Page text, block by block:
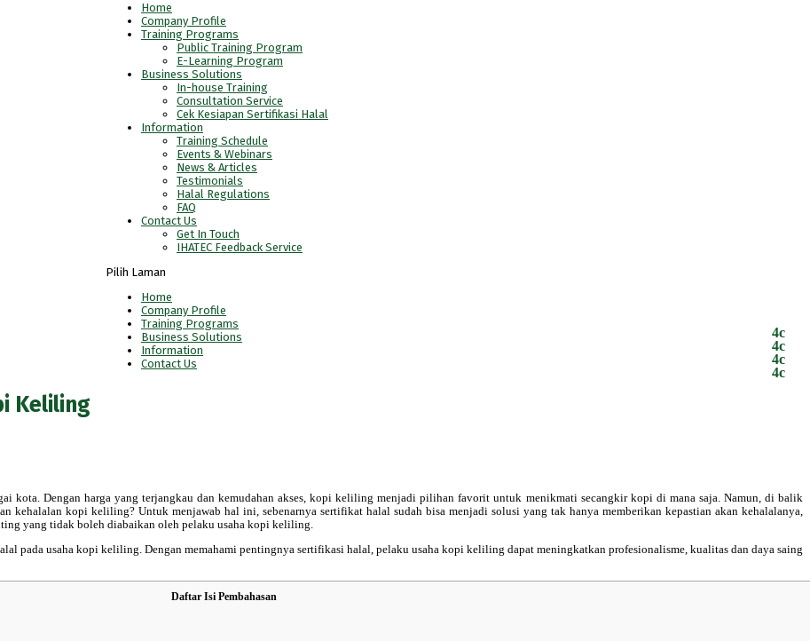
Home
Company Profile
Training Programs
Public Training Program
E-Learning Program
Business Solutions
In-house Training
Consultation Service
Cek Kesiapan Sertifikasi Halal
Information
Training Schedule
Events & Webinars
News & Articles
Testimonials
Halal Regulations
FAQ
Contact Us
Get In Touch
IHATEC Feedback Service
Pilih Laman
Home
Company Profile
Training Programs
Business Solutions
Information
Contact Us
Keliling
kota. Dengan harga yang terjangkau dan kemudahan akses, kopi keliling menjadi pilihan favorit untuk menikmati secangkir kopi di mana saja. Namun, di balik
kehalalan kopi keliling? Untuk menjawab hal ini, sebenarnya sertifikat halal sudah bisa menjadi solusi yang tak hanya memberikan kepastian akan kehalalanya,
yang tidak boleh diabaikan oleh pelaku usaha kopi keliling.
pada usaha kopi keliling. Dengan memahami pentingnya sertifikasi halal, pelaku usaha kopi keliling dapat meningkatkan profesionalisme, kualitas dan daya saing
Daftar Isi Pembahasan